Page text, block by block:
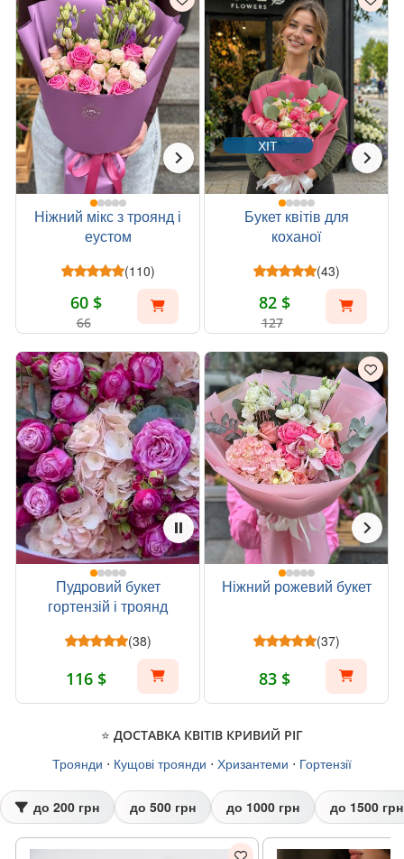
Ніжний мікс з троянд і
еустом
(110)
60 $
66
ХІТ
Букет квітів для
коханої
(43)
82 $
127
Пудровий букет
гортензій і троянд
(38)
116 $
Ніжний рожевий букет
(37)
83 $
⭐ ДОСТАВКА КВІТІВ КРИВИЙ РІГ
Троянди ⋅ Кущові троянди ⋅ Хризантеми ⋅ Гортензії
до 200 грн до 500 грн до 1000 грн до 1500 грн